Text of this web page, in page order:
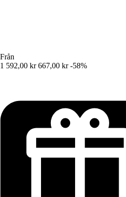
Från
1 592,00 kr 667,00 kr -58%